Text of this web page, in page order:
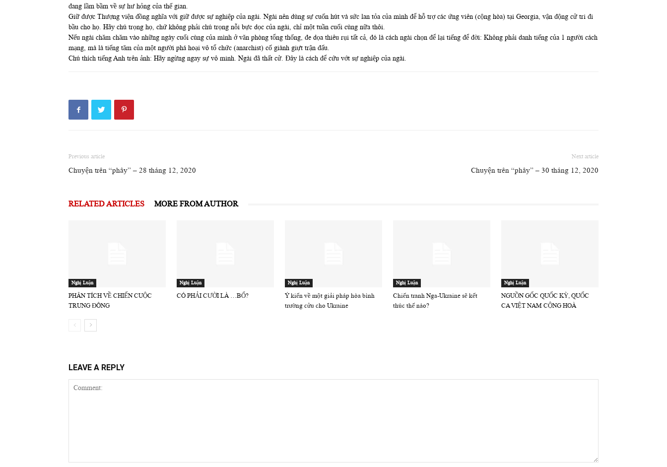
đang lầm bầm về sự hư hỏng của thế gian.
Giữ được Thượng viện đồng nghĩa với giữ được sự nghiệp của ngài. Ngài nên dùng sự cuốn hút và sức lan tỏa của mình để hỗ trợ các ứng viên (cộng hòa) tại Georgia, vận động cử tri đi
bầu cho họ. Hãy chú trọng họ, chứ không phải chú trọng nỗi bực dọc của ngài, chỉ một tuần cuối cùng nữa thôi.
Nếu ngài chăm chăm vào những ngày cuối cùng của mình ở văn phòng tổng thống, đe dọa thiêu rụi tất cả, đó là cách ngài chọn để lại tiếng để đời: Không phải danh tiếng của 1 người cách
mạng, mà là tiếng tăm của một người phá hoại vô tổ chức (anarchist) cố giành giựt trận đấu.
Chú thích tiếng Anh trên ảnh: Hãy ngừng ngay sự vô minh. Ngài đã thất cử. Đây là cách để cứu vớt sự nghiệp của ngài.
Previous article
Chuyện trên “phây” – 28 tháng 12, 2020
Next article
Chuyện trên “phây” – 30 tháng 12, 2020
RELATED ARTICLES MORE FROM AUTHOR
Nghị Luận
PHÂN TÍCH VỀ CHIẾN CUỘC
TRUNG ĐÔNG
Nghị Luận
CÓ PHẢI CƯỜI LÀ …BỔ?
Nghị Luận
Ý kiến về một giải pháp hòa bình
trường cửu cho Ukraine
Nghị Luận
Chiến tranh Nga-Ukraine sẽ kết
thúc thế nào?
Nghị Luận
NGUỒN GỐC QUỐC KỲ, QUỐC
CA VIỆT NAM CỘNG HOÀ
LEAVE A REPLY